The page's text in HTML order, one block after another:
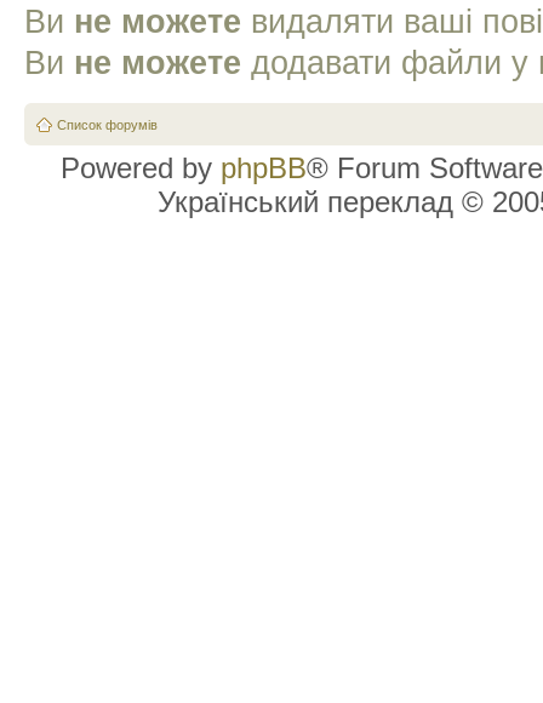
Ви не можете видаляти ваші
Ви не можете додавати файли у
Список форумів
Powered by phpBB® Forum
Український переклад ©